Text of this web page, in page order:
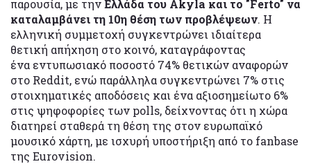
παρουσία, με τηνΕλλάδα του Αkyla και το "Ferto" να
καταλαμβάνει τη 10η θέση των προβλέψεων. Η
ελληνική συμμετοχή συγκεντρώνει ιδιαίτερα
θετική απήχηση στο κοινό, καταγράφοντας
ένα εντυπωσιακό ποσοστό 74% θετικών αναφορών
στο Reddit, ενώ παράλληλα συγκεντρώνει 7% στις
στοιχηματικές αποδόσεις και ένα αξιοσημείωτο 6%
στις ψηφοφορίες των polls, δείχνοντας ότι η χώρα
διατηρεί σταθερά τη θέση της στον ευρωπαϊκό
μουσικό χάρτη, με ισχυρή υποστήριξη από το fanbase
της Eurovision.